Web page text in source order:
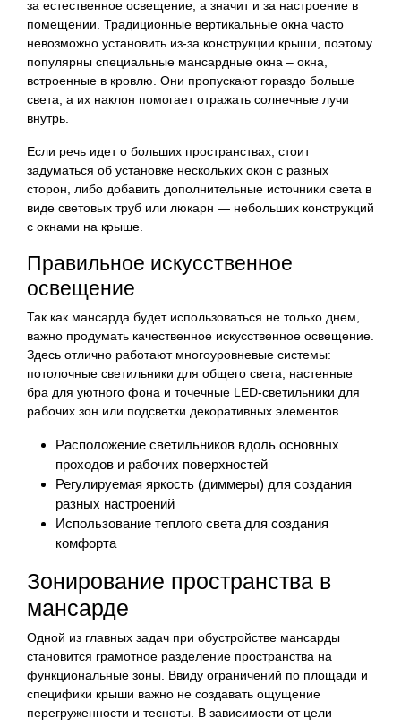
за естественное освещение, а значит и за настроение в
помещении. Традиционные вертикальные окна часто
невозможно установить из-за конструкции крыши, поэтому
популярны специальные мансардные окна – окна,
встроенные в кровлю. Они пропускают гораздо больше
света, а их наклон помогает отражать солнечные лучи
внутрь.
Если речь идет о больших пространствах, стоит
задуматься об установке нескольких окон с разных
сторон, либо добавить дополнительные источники света в
виде световых труб или люкарн — небольших конструкций
с окнами на крыше.
Правильное искусственное
освещение
Так как мансарда будет использоваться не только днем,
важно продумать качественное искусственное освещение.
Здесь отлично работают многоуровневые системы:
потолочные светильники для общего света, настенные
бра для уютного фона и точечные LED-светильники для
рабочих зон или подсветки декоративных элементов.
Расположение светильников вдоль основных
проходов и рабочих поверхностей
Регулируемая яркость (диммеры) для создания
разных настроений
Использование теплого света для создания
комфорта
Зонирование пространства в
мансарде
Одной из главных задач при обустройстве мансарды
становится грамотное разделение пространства на
функциональные зоны. Ввиду ограничений по площади и
специфики крыши важно не создавать ощущение
перегруженности и тесноты. В зависимости от цели